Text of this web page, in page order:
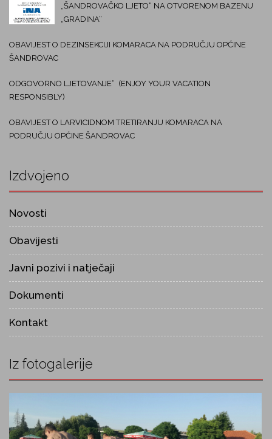
„ŠANDROVAČKO LJETO“ NA OTVORENOM BAZENU
„GRADINA“
OBAVIJEST O DEZINSEKCIJI KOMARACA NA PODRUČJU OPĆINE
ŠANDROVAC
ODGOVORNO LJETOVANJE“ (ENJOY YOUR VACATION
RESPONSIBLY)
OBAVIJEST O LARVICIDNOM TRETIRANJU KOMARACA NA
PODRUČJU OPĆINE ŠANDROVAC
Izdvojeno
Novosti
Obavijesti
Javni pozivi i natječaji
Dokumenti
Kontakt
Iz fotogalerije